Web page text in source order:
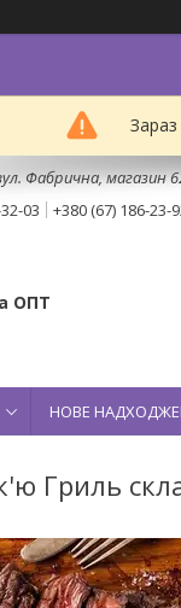
Фабрична, магазин
03
+380 (67) 186-23-
ОПТ
НОВЕ
Гриль